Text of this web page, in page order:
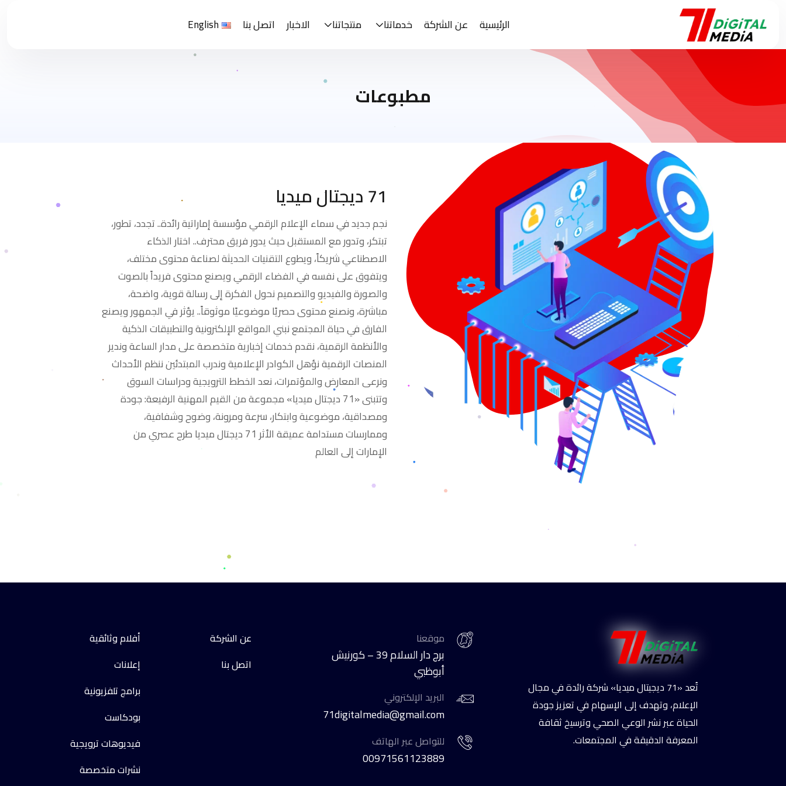
الرئيسية عن الشركة خدماتنا منتجاتنا الاخبار اتصل بنا English
مطبوعات
71 ديجتال ميديا
نجم جديد في سماء الإعلام الرقمي مؤسسة إماراتية رائدة.. تجدد، تطور،
تبتكر، وتدور مع المستقبل حيث يدور فريق محترف.. اختار الذكاء
الاصطناعي شريكاً، ويطوع التقنيات الحديثة لصناعة محتوى مختلف،
ويتفوق على نفسه في الفضاء الرقمي ويصنع محتوى فريداً بالصوت
والصورة والفيديو والتصميم نحول الفكرة إلى رسالة قوية، واضحة،
مباشرة، ونصنع محتوى حصريًا موضوعيًا موثوقاً.. يؤثر في الجمهور ويصنع
الفارق في حياة المجتمع نبني المواقع الإلكترونية والتطبيقات الذكية
والأنظمة الرقمية، نقدم خدمات إخبارية متخصصة على مدار الساعة وندير
المنصات الرقمية نؤهل الكوادر الإعلامية وندرب المبتدئين ننظم الأحداث
ونرعى المعارض والمؤتمرات، نعد الخطط الترويجية ودراسات السوق
وتتبنى «71 ديجتال ميديا» مجموعة من القيم المهنية الرفيعة: جودة
ومصداقية، موضوعية وابتكار، سرعة ومرونة، وضوح وشفافية،
وممارسات مستدامة عميقة الأثر 71 ديجتال ميديا طرح عصري من
الإمارات إلى العالم
تُعد «71 ديجيتال ميديا» شركة رائدة في مجال
الإعلام، وتهدف إلى الإسهام في تعزيز جودة
الحياة عبر نشر الوعي الصحي وترسيخ ثقافة
المعرفة الدقيقة في المجتمعات.
موقعنا
برج دار السلام 39 – كورنيش
أبوظبي
البريد الإلكتروني
71digitalmedia@gmail.com
للتواصل عبر الهاتف
00971561123889
عن الشركة
اتصل بنا
أفلام وثائقية
إعلانات
برامج تلفزيونية
بودكاست
فيديوهات ترويجية
نشرات متخصصة